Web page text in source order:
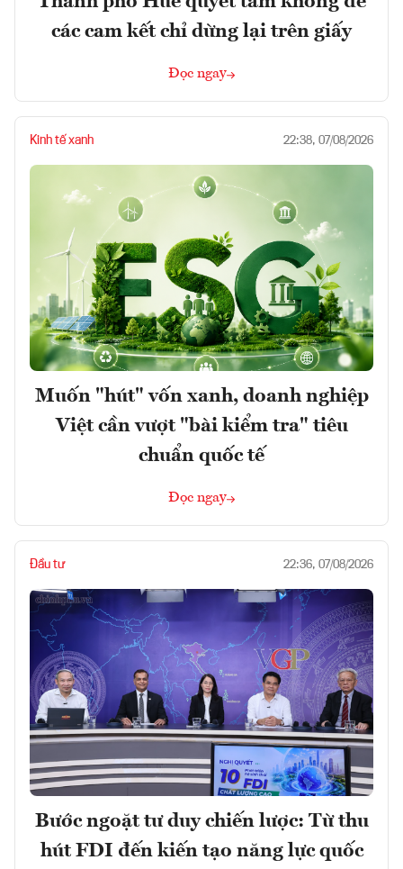
các cam kết chỉ dừng lại trên giấy
Đọc ngay
Kinh tế xanh 22:38, 07/08/2026
Muốn "hút" vốn xanh, doanh nghiệp
Việt cần vượt "bài kiểm tra" tiêu
chuẩn quốc tế
Đọc ngay
Đầu tư 22:36, 07/08/2026
Bước ngoặt tư duy chiến lược: Từ thu
hút FDI đến kiến tạo năng lực quốc